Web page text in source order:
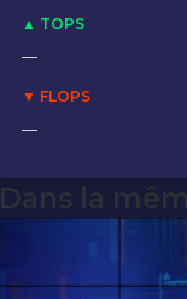
▲ TOPS
—
▼ FLOPS
—
Dans la